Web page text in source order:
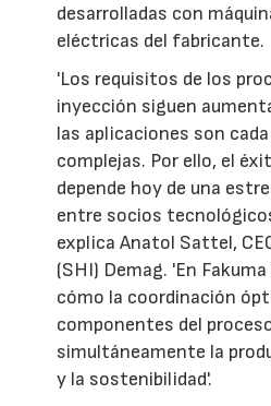
desarrolladas con
eléctricas del fabricante.
'Los requisitos de los
inyección siguen
las aplicaciones son
complejas. Por ello, el
depende hoy de una
entre socios
explica Anatol Sattel,
(SHI) Demag. 'En
cómo la coordinación
componentes del
simultáneamente la
y la sostenibilidad'.